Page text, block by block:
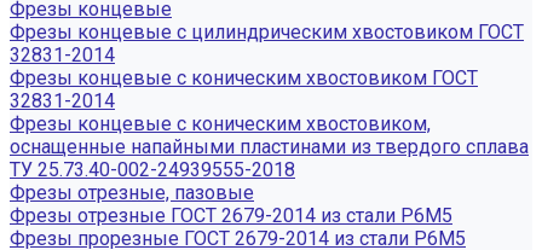
Фрезы концевые
Фрезы концевые с цилиндрическим хвостовиком ГОСТ
32831-2014
Фрезы концевые с коническим хвостовиком ГОСТ
32831-2014
Фрезы концевые с коническим хвостовиком,
оснащенные напайными пластинами из твердого сплава
ТУ 25.73.40-002-24939555-2018
Фрезы отрезные, пазовые
Фрезы отрезные ГОСТ 2679-2014 из стали Р6М5
Фрезы прорезные ГОСТ 2679-2014 из стали Р6М5